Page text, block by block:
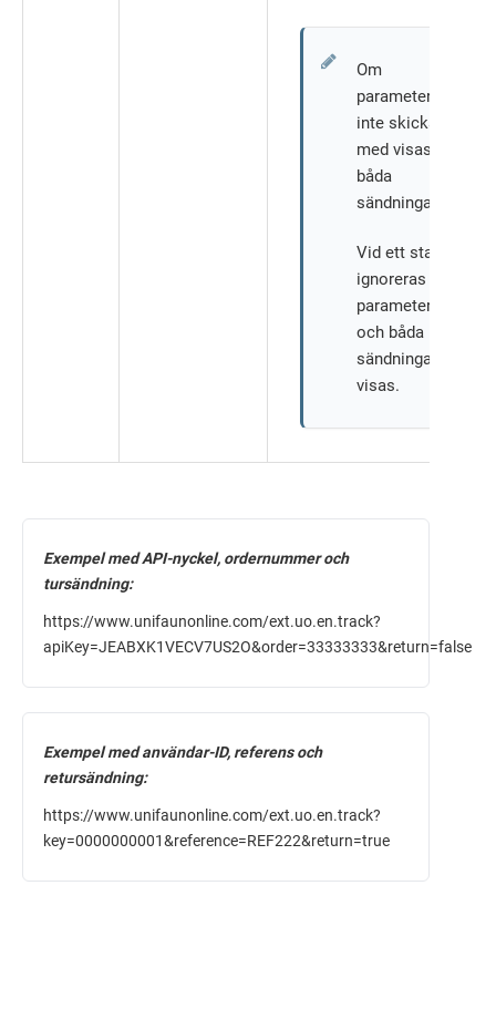
Om
parameter
inte skickas
med visas
båda
sändningarna.
Vid ett stavfel
ignoreras
parametern
och båda
sändningarna
visas.
Exempel med API-nyckel, ordernummer och
tursändning:
https://www.unifaunonline.com/ext.uo.en.track?
apiKey=JEABXK1VECV7US2O&order=33333333&return=false
Exempel med användar-ID, referens och
retursändning:
https://www.unifaunonline.com/ext.uo.en.track?
key=0000000001&reference=REF222&return=true